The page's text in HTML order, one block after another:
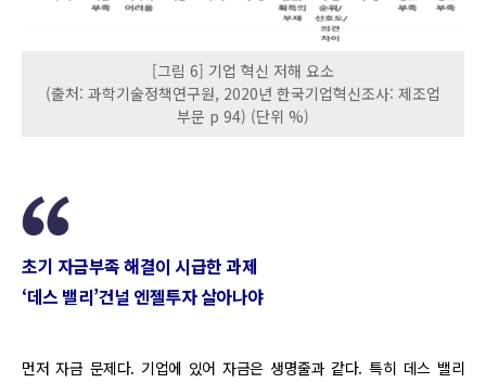
[그림 6] 기업 혁신 저해 요소
(출처: 과학기술정책연구원, 2020년 한국기업혁신조사: 제조업
부문 p 94) (단위 %)
초기 자금부족 해결이 시급한 과제
‘데스 밸리’건널 엔젤투자 살아나야
먼저 자금 문제다. 기업에 있어 자금은 생명줄과 같다. 특히 데스 밸리